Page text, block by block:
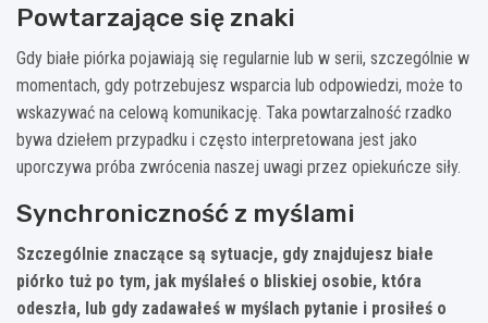
Powtarzające się znaki
Gdy białe piórka pojawiają się regularnie lub w serii, szczególnie w
momentach, gdy potrzebujesz wsparcia lub odpowiedzi, może to
wskazywać na celową komunikację. Taka powtarzalność rzadko
bywa dziełem przypadku i często interpretowana jest jako
uporczywa próba zwrócenia naszej uwagi przez opiekuńcze siły.
Synchroniczność z myślami
Szczególnie znaczące są sytuacje, gdy znajdujesz białe
piórko tuż po tym, jak myślałeś o bliskiej osobie, która
odeszła, lub gdy zadawałeś w myślach pytanie i prosiłeś o